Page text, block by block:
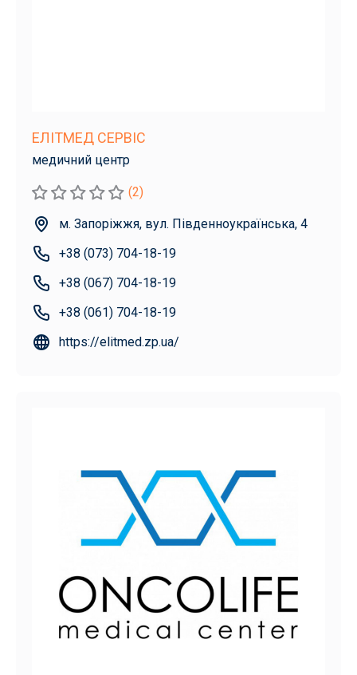
ЕЛІТМЕД СЕРВІС
медичний центр
(2)
м. Запоріжжя, вул. Південноукраїнська, 4
+38 (073) 704-18-19
+38 (067) 704-18-19
+38 (061) 704-18-19
https://elitmed.zp.ua/